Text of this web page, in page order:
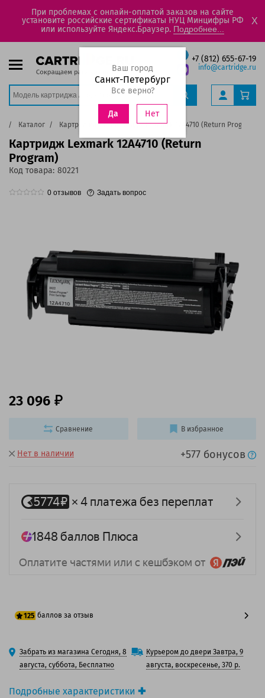
При проблемах с онлайн-оплатой заказов на сайте
установите российские сертификаты НУЦ Минцифры РФ
или используйте Яндекс.Браузер. Подробнее...
X
+7 (812) 655-67-19
info@cartridge.ru
Ваш город
Санкт-Петербург
Все верно?
Да Нет
Каталог Картриджи Картридж Lexmark 12A4710 (Return Program)
Картридж Lexmark 12A4710 (Return
Program)
Код товара: 80221
0 отзывов Задать вопрос
Подробные характеристики
Нет в наличии +577 бонусов
23 096
125 баллов за отзыв
100 баллов
125 баллов
Забрать из магазина Сегодня, 8
августа, суббота, Бесплатно
Курьером до двери Завтра, 9
августа, воскресенье, 370 р.
Сравнение В избранное